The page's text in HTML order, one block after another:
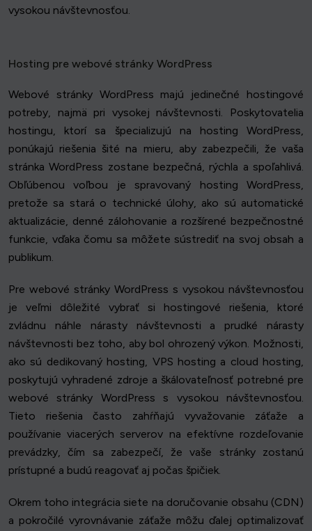
vysokou návštevnosťou.
Hosting pre webové stránky WordPress
Webové stránky WordPress majú jedinečné hostingové
potreby, najmä pri vysokej návštevnosti. Poskytovatelia
hostingu, ktorí sa špecializujú na hosting WordPress,
ponúkajú riešenia šité na mieru, aby zabezpečili, že vaša
stránka WordPress zostane bezpečná, rýchla a spoľahlivá.
Obľúbenou voľbou je spravovaný hosting WordPress,
pretože sa stará o technické úlohy, ako sú automatické
aktualizácie, denné zálohovanie a rozšírené bezpečnostné
funkcie, vďaka čomu sa môžete sústrediť na svoj obsah a
publikum.
Pre webové stránky WordPress s vysokou návštevnosťou
je veľmi dôležité vybrať si hostingové riešenia, ktoré
zvládnu náhle nárasty návštevnosti a prudké nárasty
návštevnosti bez toho, aby bol ohrozený výkon. Možnosti,
ako sú dedikovaný hosting, VPS hosting a cloud hosting,
poskytujú vyhradené zdroje a škálovateľnosť potrebné pre
webové stránky WordPress s vysokou návštevnosťou.
Tieto riešenia často zahŕňajú vyvažovanie záťaže a
používanie viacerých serverov na efektívne rozdeľovanie
prevádzky, čím sa zabezpečí, že vaše stránky zostanú
prístupné a budú reagovať aj počas špičiek.
Okrem toho integrácia siete na doručovanie obsahu (CDN)
a pokročilé vyrovnávanie záťaže môžu ďalej optimalizovať